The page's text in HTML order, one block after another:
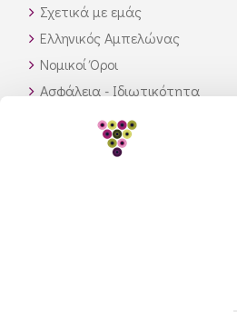
Σχετικά με εμάς
Ελληνικός Αμπελώνας
Νομικοί Όροι
Ασφάλεια - Ιδιωτικότητα
Τρόποι Αποστολής
Διαθεσιμότητα προϊόντων